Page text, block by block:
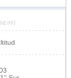
mi)